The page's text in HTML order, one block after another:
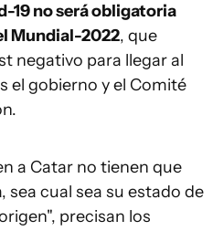
19 no será obligatoria
Mundial-2022, que
negativo para llegar al
el gobierno y el Comité
a Catar no tienen que
cual sea su estado de
precisan los